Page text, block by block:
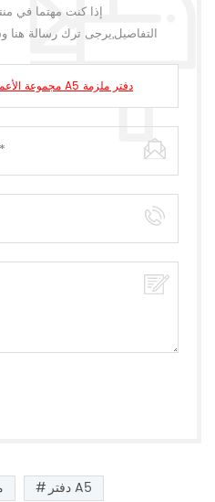
إذا كنت مهتما في
التفاصيل,يرجى ترك رسالة
مجموعة الأعمال الكلاسيكية A5 دفتر ملزمة
دفتر A5